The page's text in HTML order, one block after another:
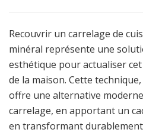
Recouvrir un carrelage de
minéral représente une
esthétique pour actualiser
de la maison. Cette
offre une alternative
carrelage, en apportant un
en transformant